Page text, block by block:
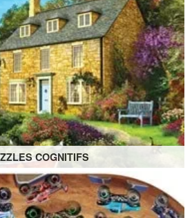
COGNITIFS
Pièces Connectables
les capacités cognitives